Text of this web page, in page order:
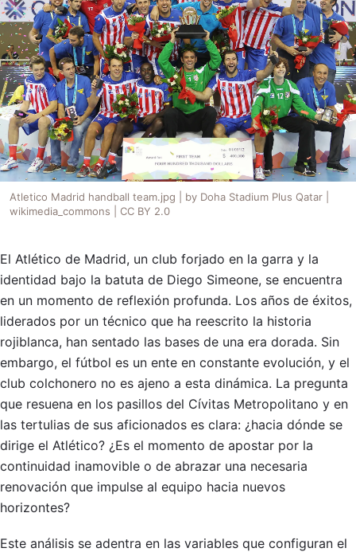
Atletico Madrid handball team.jpg | by Doha Stadium Plus Qatar |
wikimedia_commons | CC BY 2.0
El Atlético de Madrid, un club forjado en la garra y la
identidad bajo la batuta de Diego Simeone, se encuentra
en un momento de reflexión profunda. Los años de éxitos,
liderados por un técnico que ha reescrito la historia
rojiblanca, han sentado las bases de una era dorada. Sin
embargo, el fútbol es un ente en constante evolución, y el
club colchonero no es ajeno a esta dinámica. La pregunta
que resuena en los pasillos del Cívitas Metropolitano y en
las tertulias de sus aficionados es clara: ¿hacia dónde se
dirige el Atlético? ¿Es el momento de apostar por la
continuidad inamovible o de abrazar una necesaria
renovación que impulse al equipo hacia nuevos
horizontes?
Este análisis se adentra en las variables que configuran el